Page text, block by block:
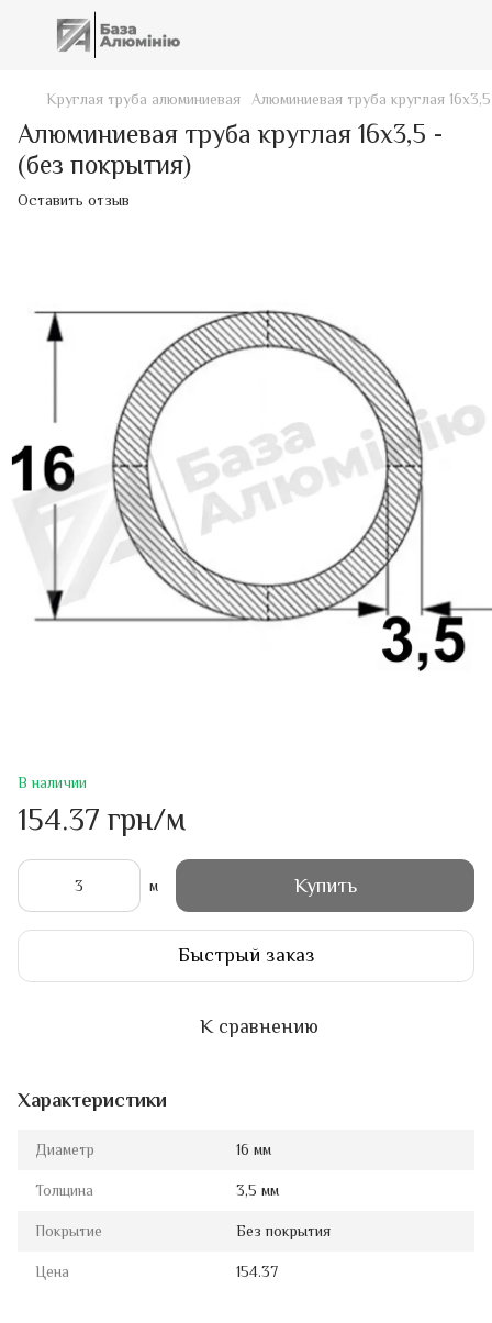
Круглая труба алюминиевая Алюминиевая труба круглая
Алюминиевая труба круглая 16х3,5 -
(без покрытия)
Оставить отзыв
В наличии
154.37 грн/м
м Купить
Быстрый заказ
К сравнению
Характеристики
Диаметр 16 мм
Толщина 3,5 мм
Покрытие Без покрытия
Цена 154.37